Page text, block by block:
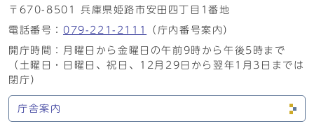
〒670-8501 兵庫県姫路市安田四丁目1番地
電話番号： 079-221-2111
（庁内番号案内）
開庁時間：月曜日から金曜日の午前9時から午後5時まで
（土曜日・日曜日、祝日、12月29日から翌年1月3日までは
閉庁）
庁舎案内